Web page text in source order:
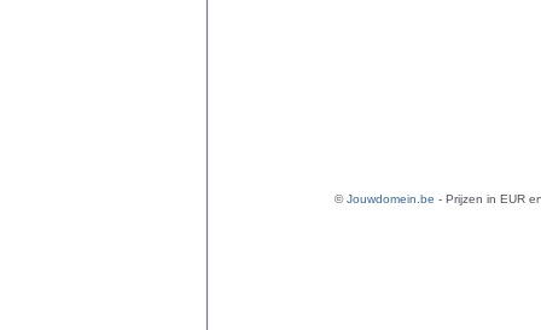
©Jouwdomein.be - Prijzen in EUR